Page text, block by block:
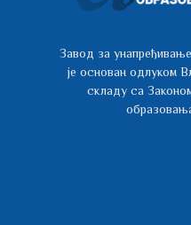
Завод за
је основан одлуком
складу са